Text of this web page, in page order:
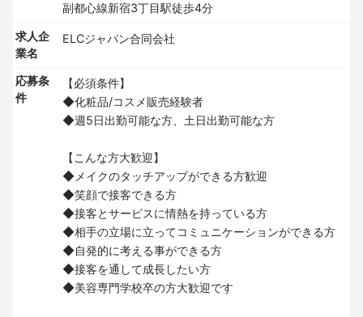
副都心線新宿3丁目駅徒歩4分
求人企
業名
ELCジャパン合同会社
応募条
件
【必須条件】
◆化粧品/コスメ販売経験者
◆週5日出勤可能な方、土日出勤可能な方
【こんな方大歓迎】
◆メイクのタッチアップができる方歓迎
◆笑顔で接客できる方
◆接客とサービスに情熱を持っている方
◆相手の立場に立ってコミュニケーションができる方
◆自発的に考える事ができる方
◆接客を通して成長したい方
◆美容専門学校卒の方大歓迎です